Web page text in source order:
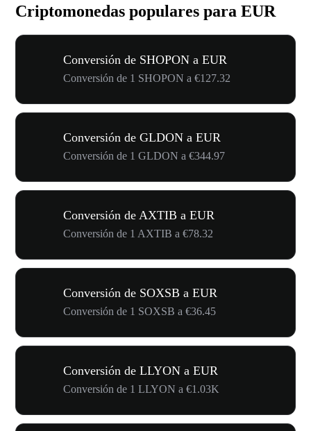
Criptomonedas populares para EUR
Conversión de SHOPON a EUR
Conversión de 1 SHOPON a €127.32
Conversión de GLDON a EUR
Conversión de 1 GLDON a €344.97
Conversión de AXTIB a EUR
Conversión de 1 AXTIB a €78.32
Conversión de SOXSB a EUR
Conversión de 1 SOXSB a €36.45
Conversión de LLYON a EUR
Conversión de 1 LLYON a €1.03K